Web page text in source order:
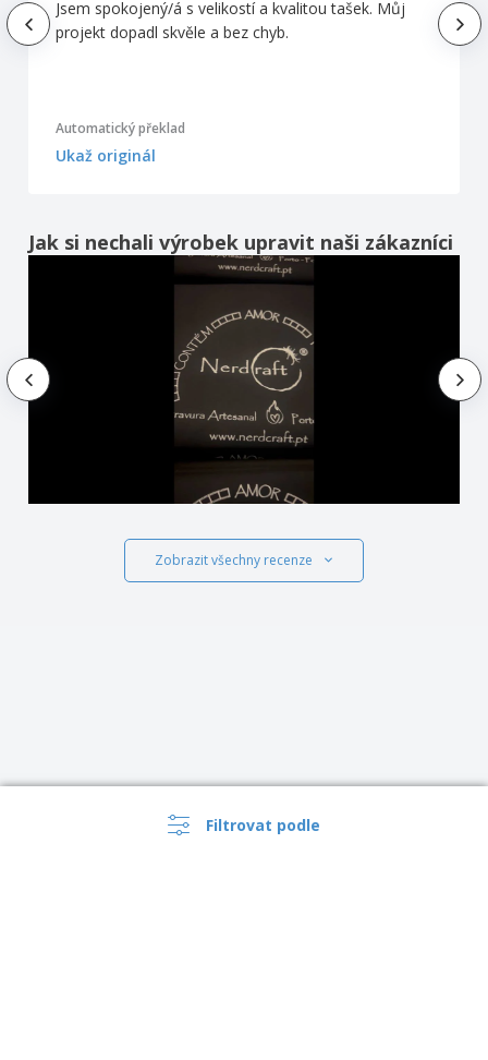
Filtrovat podle
Jsem spokojený/á s velikostí a kvalitou tašek. Můj
projekt dopadl skvěle a bez chyb.
Automatický překlad
Ukaž originál
Jak si nechali výrobek upravit naši zákazníci
Zobrazit všechny recenze